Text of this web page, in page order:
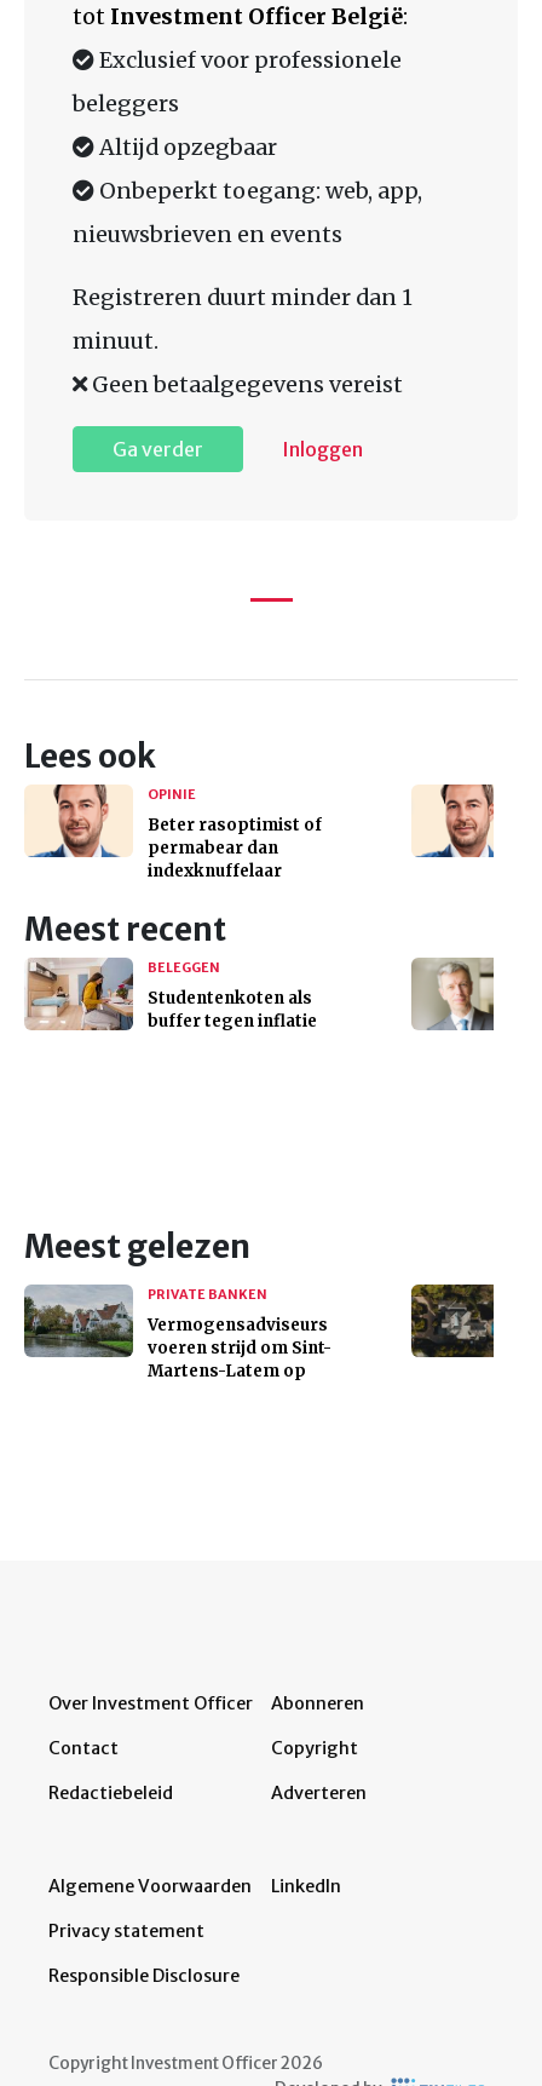
tot Investment Officer België:
Exclusief voor professionele
beleggers
Altijd opzegbaar
Onbeperkt toegang: web, app,
nieuwsbrieven en events
Registreren duurt minder dan 1
minuut.
Geen betaalgegevens vereist
Ga verder Inloggen
Lees ook
OPINIE
Beter rasoptimist of
permabear dan
indexknuffelaar
Meest recent
BELEGGEN
Studentenkoten als
buffer tegen inflatie
Meest gelezen
PRIVATE BANKEN
Vermogensadviseurs
voeren strijd om Sint-
Martens-Latem op
Over Investment Officer
Contact
Redactiebeleid
Abonneren
Copyright
Adverteren
Algemene Voorwaarden
Privacy statement
Responsible Disclosure
LinkedIn
Copyright Investment Officer 2026